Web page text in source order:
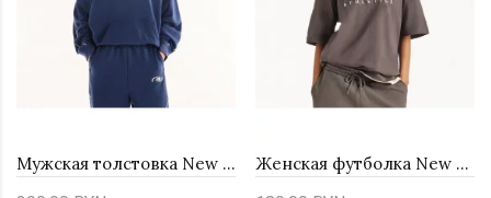
Мужская толстовка New Balance Trackside MT62W318NNY - темно-синяя
Женская футболка New Balance Trackside WT6297MKBLK - коричневая